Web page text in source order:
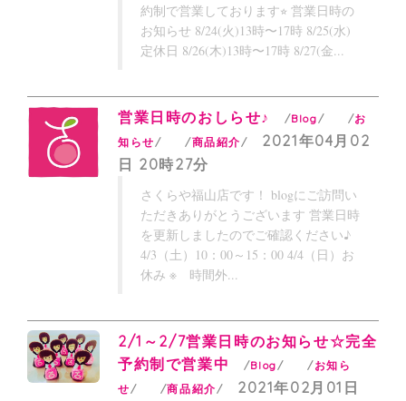
約制で営業しております⭐︎ 営業日時の
お知らせ 8/24(火)13時〜17時 8/25(水)
定休日 8/26(木)13時〜17時 8/27(金...
営業日時のおしらせ♪ Blog
お
知らせ
商品紹介
2021年04月02
日 20時27分
さくらや福山店です！ blogにご訪問い
ただきありがとうございます 営業日時
を更新しましたのでご確認ください♪
4/3（土）10：00～15：00 4/4（日）お
休み ※ 時間外...
2/1～2/7営業日時のお知らせ☆完全
予約制で営業中
Blog
お知ら
せ
商品紹介
2021年02月01日